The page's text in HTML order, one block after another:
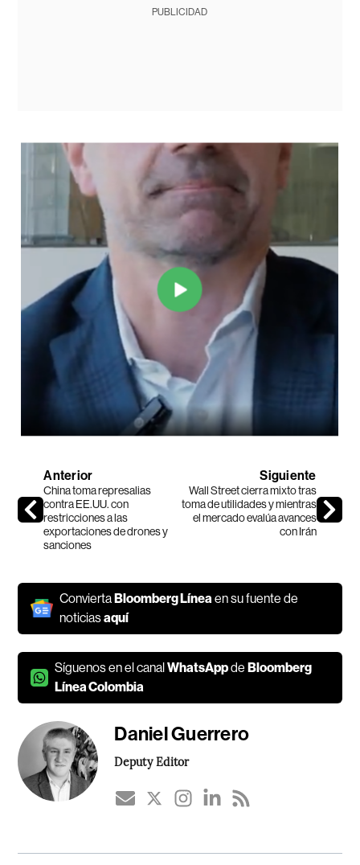
PUBLICIDAD
Anterior
China toma represalias
contra EE.UU. con
restricciones a las
exportaciones de drones y
sanciones
Siguiente
Wall Street cierra mixto tras
toma de utilidades y mientras
el mercado evalúa avances
con Irán
ConviertaBloomberg Línea en su fuente de
noticiasaquí
Síguenos en el canalWhatsAppdeBloomberg
Línea Colombia
Daniel Guerrero
Deputy Editor